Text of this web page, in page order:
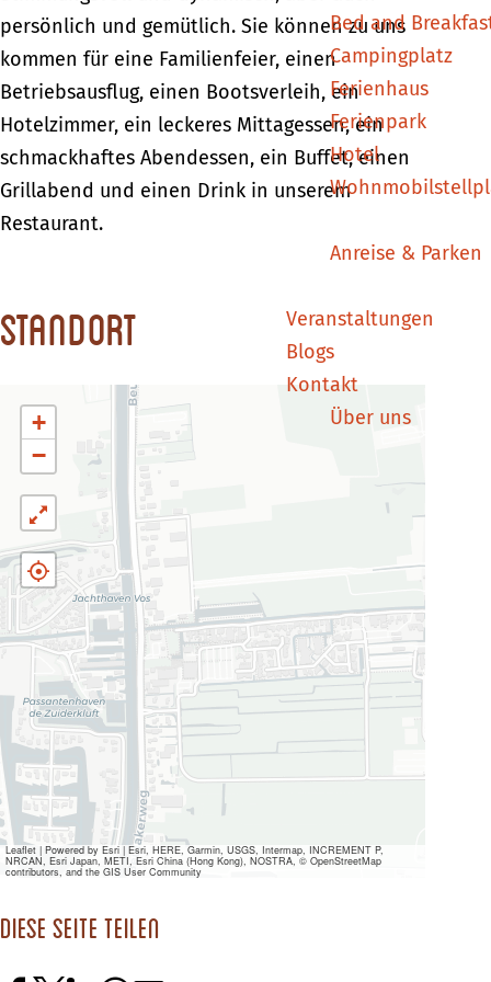
Bed and
Campingplatz
Ferienhaus
Ferienpark
Hotel
Anreise & Parken
Veranstaltungen
Blogs
Kontakt
Über uns
e
P
e
r
g
o
D
e
P
e
r
g
D
e
P
e
r
g
persönlich und gemütlich. Sie können zu uns
kommen für eine Familienfeier, einen
Betriebsausflug, einen Bootsverleih, ein
Hotelzimmer, ein leckeres Mittagessen, ein
schmackhaftes Abendessen, ein Buffet, einen
Grillabend und einen Drink in unserem
Restaurant.
Standort
+
−
Leaflet | Powered by Esri | Esri, HERE, Garmin, USGS, Intermap, INCREMENT P,
NRCAN, Esri Japan, METI, Esri China (Hong Kong), NOSTRA, © OpenStreetMap
contributors, and the GIS User Community
Diese Seite teilen